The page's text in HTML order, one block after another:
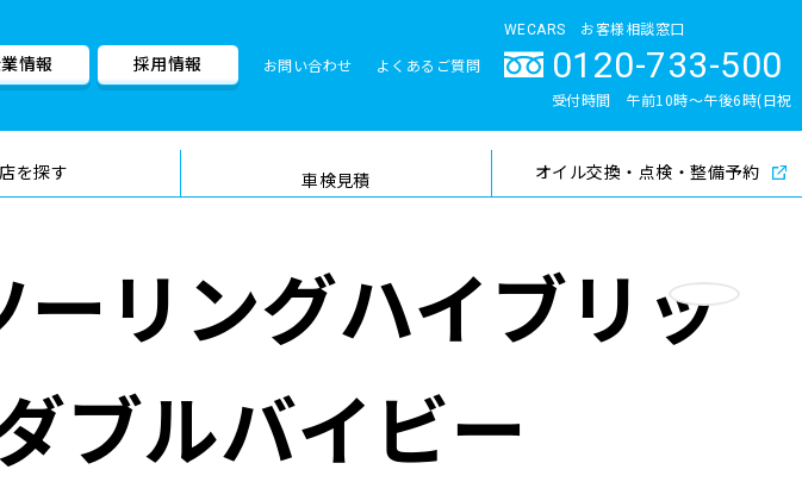
検索
情報 採用情報 お問い合わせ よくあるご質問
WECARS お客様相談窓口
0120-733-500
受付時間 午前10時〜午後6時(日祝
を探す 車検見積
品質管理とサポート体制
オイル交換・点検・整備予約
ーリングハイブリッ
ブルバイビー
お気に入り